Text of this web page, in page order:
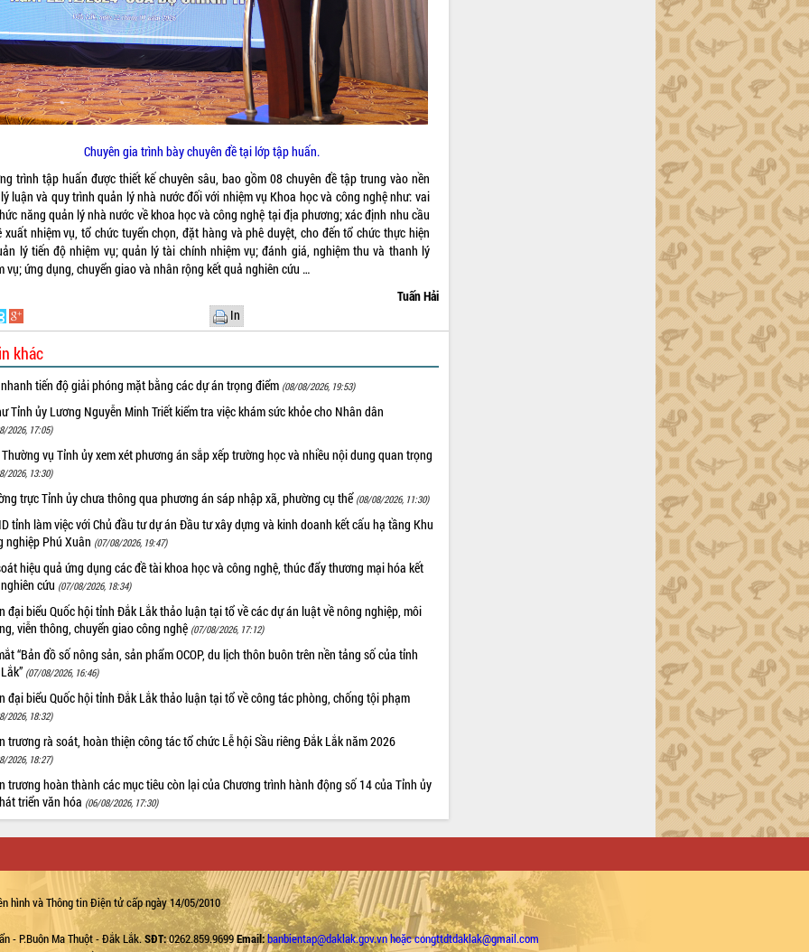
Chuyên gia trình bày chuyên đề tại lớp tập huấn.
trình tập huấn được thiết kế chuyên sâu, bao gồm 08 chuyên đề tập trung vào nền
luận và quy trình quản lý nhà nước đối với nhiệm vụ Khoa học và công nghệ như: vai
năng quản lý nhà nước về khoa học và công nghệ tại địa phương; xác định nhu cầu
xuất nhiệm vụ, tổ chức tuyển chọn, đặt hàng và phê duyệt, cho đến tổ chức thực hiện
lý tiến độ nhiệm vụ; quản lý tài chính nhiệm vụ; đánh giá, nghiệm thu và thanh lý
vụ; ứng dụng, chuyển giao và nhân rộng kết quả nghiên cứu …
Tuấn Hải
In
khác
tiến độ giải phóng mặt bằng các dự án trọng điểm (08/08/2026, 19:53)
Tỉnh ủy Lương Nguyễn Minh Triết kiểm tra việc khám sức khỏe cho Nhân dân
2026, 17:05)
vụ Tỉnh ủy xem xét phương án sắp xếp trường học và nhiều nội dung quan trọng
2026, 13:30)
trực Tỉnh ủy chưa thông qua phương án sáp nhập xã, phường cụ thể (08/08/2026, 11:30)
tỉnh làm việc với Chủ đầu tư dự án Đầu tư xây dựng và kinh doanh kết cấu hạ tầng Khu
nghiệp Phú Xuân (07/08/2026, 19:47)
hiệu quả ứng dụng các đề tài khoa học và công nghệ, thúc đẩy thương mại hóa kết
cứu (07/08/2026, 18:34)
đại biểu Quốc hội tỉnh Đắk Lắk thảo luận tại tổ về các dự án luật về nông nghiệp, môi
viễn thông, chuyển giao công nghệ (07/08/2026, 17:12)
“Bản đồ số nông sản, sản phẩm OCOP, du lịch thôn buôn trên nền tảng số của tỉnh
(07/08/2026, 16:46)
đại biểu Quốc hội tỉnh Đắk Lắk thảo luận tại tổ về công tác phòng, chống tội phạm
2026, 18:32)
trương rà soát, hoàn thiện công tác tổ chức Lễ hội Sầu riêng Đắk Lắk năm 2026
2026, 18:27)
trương hoàn thành các mục tiêu còn lại của Chương trình hành động số 14 của Tỉnh ủy
triển văn hóa (06/08/2026, 17:30)
hình và Thông tin Điện tử cấp ngày 14/05/2010
- P.Buôn Ma Thuột - Đắk Lắk.SĐT:0262.859.9699Email:banbientap@daklak.gov.vn hoặc congttdtdaklak@gmail.com